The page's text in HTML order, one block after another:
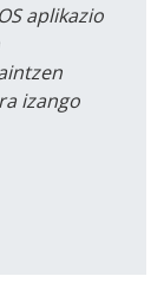
aplikazio
izango